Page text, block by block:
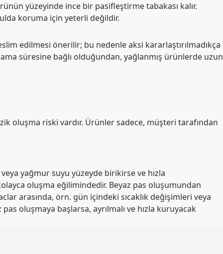
yüzeyinde ince bir pasifleştirme tabakası kalır.
koruma için yeterli değildir.
edilmesi önerilir; bu nedenle aksi kararlaştırılmadıkça
süresine bağlı olduğundan, yağlanmış ürünlerde uzun
oluşma riski vardır. Ürünler sadece, müşteri tarafından
yağmur suyu yüzeyde birikirse ve hızla
oluşma eğilimindedir. Beyaz pas oluşumundan
arasında, örn. gün içindeki sıcaklık değişimleri veya
oluşmaya başlarsa, ayrılmalı ve hızla kuruyacak